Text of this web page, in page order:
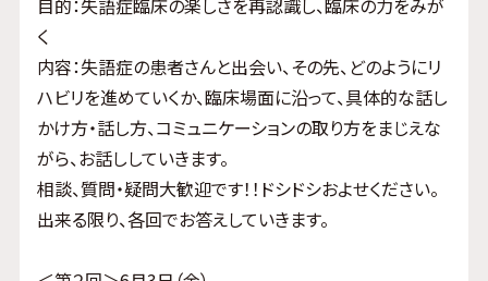
目的：失語症臨床の楽しさを再認識し、臨床の力をみが
く
内容：失語症の患者さんと出会い、その先、どのようにリ
ハビリを進めていくか、臨床場面に沿って、具体的な話し
かけ方・話し方、コミュニケーションの取り方をまじえな
がら、お話ししていきます。
相談、質問・疑問大歓迎です！！ドシドシおよせください。
出来る限り、各回でお答えしていきます。